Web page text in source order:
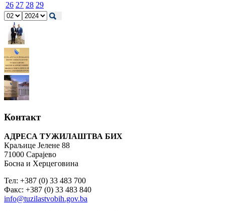
26 27 28 29
Контакт
АДРЕСА ТУЖИЛАШТВА БИХ
Краљице Јелене 88
71000 Сарајево
Босна и Херцеговина
Тел: +387 (0) 33 483 700
Факс: +387 (0) 33 483 840
info@tuzilastvobih.gov.ba